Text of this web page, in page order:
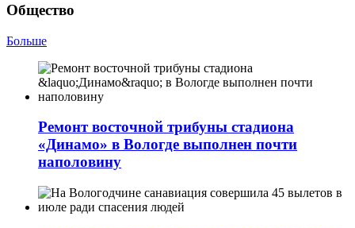
Общество
Больше
Ремонт восточной трибуны стадиона
«Динамо» в Вологде выполнен почти
наполовину